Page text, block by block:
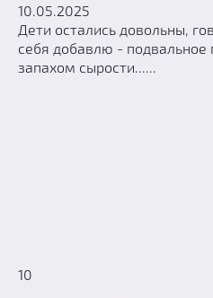
10.05.2025
Дети остались довольны,
себя добавлю -
запахом сырости......
10